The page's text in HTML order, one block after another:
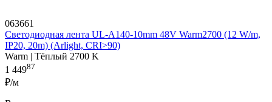
063661
Светодиодная лента UL-A140-10mm 48V Warm2700 (12 W/m,
IP20, 20m) (Arlight, CRI>90)
Warm | Тёплый 2700 K
1 44987
₽/м